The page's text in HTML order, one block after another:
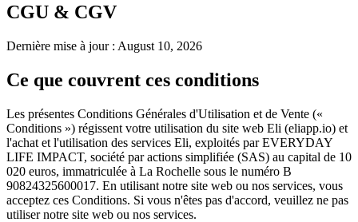
CGU & CGV
Dernière mise à jour : August 10, 2026
Ce que couvrent ces conditions
Les présentes Conditions Générales d'Utilisation et de Vente («
Conditions ») régissent votre utilisation du site web Eli (eliapp.io) et
l'achat et l'utilisation des services Eli, exploités par EVERYDAY
LIFE IMPACT, société par actions simplifiée (SAS) au capital de 10
020 euros, immatriculée à La Rochelle sous le numéro B
90824325600017. En utilisant notre site web ou nos services, vous
acceptez ces Conditions. Si vous n'êtes pas d'accord, veuillez ne pas
utiliser notre site web ou nos services.